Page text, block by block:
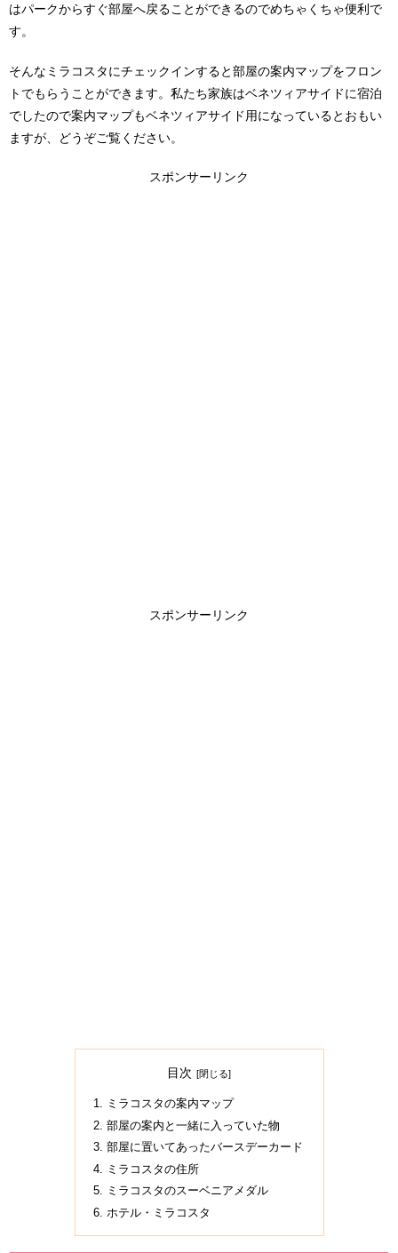
はパークからすぐ部屋へ戻ることができるのでめちゃくちゃ便利で
す。
そんなミラコスタにチェックインすると部屋の案内マップをフロン
トでもらうことができます。私たち家族はベネツィアサイドに宿泊
でしたので案内マップもベネツィアサイド用になっているとおもい
ますが、どうぞご覧ください。
スポンサーリンク
スポンサーリンク
目次
ミラコスタの案内マップ
部屋の案内と一緒に入っていた物
部屋に置いてあったバースデーカード
ミラコスタの住所
ミラコスタのスーベニアメダル
ホテル・ミラコスタ